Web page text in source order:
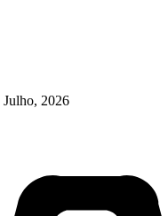
Julho, 2026